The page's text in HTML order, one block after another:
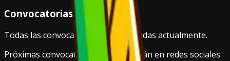
Convocatorias Cerradas
Todas las convocatorias están cerradas actualmente.
Próximas convocatorias se anunciarán en redes sociales